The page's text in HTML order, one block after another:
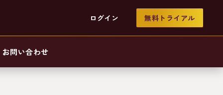
ログイン 無料トライアル
お問い合わせ